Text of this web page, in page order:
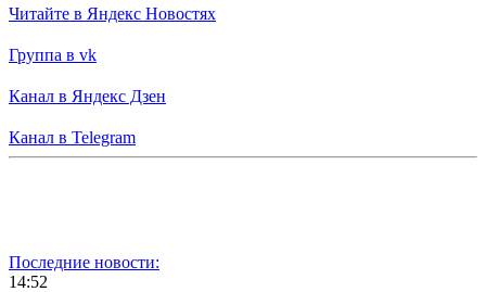
Читайте в Яндекс Новостях
Группа в vk
Канал в Яндекс Дзен
Канал в Telegram
Последние новости:
14:52